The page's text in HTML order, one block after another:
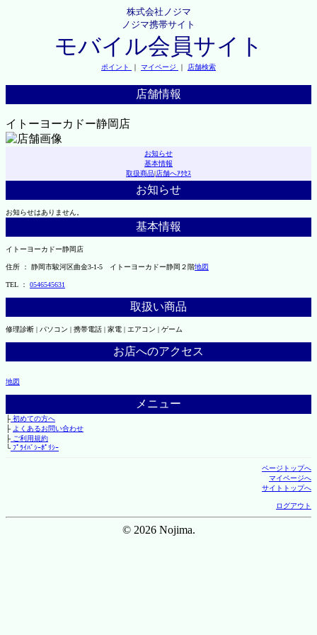
株式会社ノジマ
ノジマ携帯サイト
モバイル会員サイト
ポイント ｜ マイページ ｜ 店舗検索
店舗情報
イトーヨーカドー静岡店
お知らせ
基本情報
取扱商品|店舗へｱｸｾｽ
お知らせ
お知らせはありません。
基本情報
イトーヨーカドー静岡店
住所 ： 静岡市駿河区曲金3-1-5 イトーヨーカドー静岡２階地図
TEL ： 0546545631
取扱い商品
修理診断 | パソコン | 携帯電話 | 家電 | エアコン | ゲーム
お店へのアクセス
地図
メニュー
├初めての方へ
├ よくあるお問い合わせ
├ご利用規約
└ﾌﾟﾗｲﾊﾞｼｰﾎﾟﾘｼｰ
ページトップへ
マイページへ
サイトトップへ
ログアウト
© 2026 Nojima.